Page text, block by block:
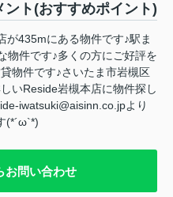
ト(おすすめポイント)
435mにある物件です♪駅ま
物件です♪多くの方にご好評を
物件です♪さいたま市岩槻区
いReside岩槻本店に物件探し
iwatsuki@aisinn.co.jpより
(*´ω`*)
お問い合わせ